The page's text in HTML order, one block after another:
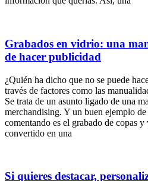
Grabados en vidrio: una
de hacer publicidad
¿Quién ha dicho que no se puede
través de factores como las
Se trata de un asunto ligado de una
merchandising. Y un buen ejemplo de
comentando es el grabado de copas
convertido en una
Si quieres destacar,